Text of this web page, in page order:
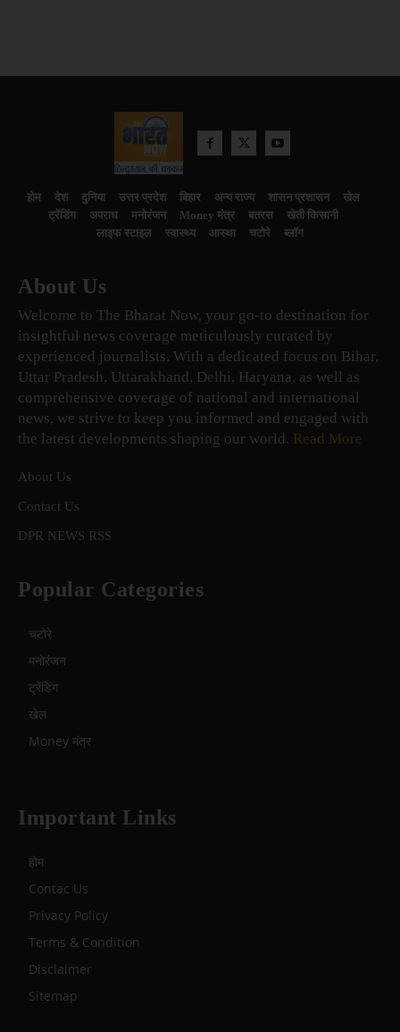
होम देश दुनिया उत्तर प्रदेश बिहार अन्य राज्य शासन प्रशासन
खेल
ट्रेंडिंग
अपराध मनोरंजन Money मंत्र बतरस
खेती किसानी
लाइफ स्टाइल
स्वास्थ्य आस्था चटोरे ब्लॉग
About Us
Welcome to The Bharat Now, your go-to destination for
insightful news coverage meticulously curated by
experienced journalists. With a dedicated focus on Bihar,
Uttar Pradesh, Uttarakhand, Delhi, Haryana, as well as
comprehensive coverage of national and international
news, we strive to keep you informed and engaged with
the latest developments shaping our world. Read More
About Us
Contact Us
DPR NEWS RSS
Popular Categories
चटोरे
मनोरंजन
ट्रेंडिंग
खेल
Money मंत्र
Important Links
होम
Contac Us
Privacy Policy
Terms & Condition
Disclaimer
Sitemap